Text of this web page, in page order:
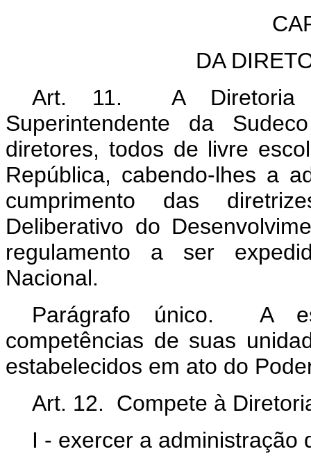
DA
Art. 11. A Diretoria
Superintendente da
diretores, todos de livre
República, cabendo-lhes a
cumprimento das
Deliberativo do
regulamento a ser
Nacional.
Parágrafo único. A
competências de suas
estabelecidos em ato do
Art. 12. Compete à
I - exercer a administração